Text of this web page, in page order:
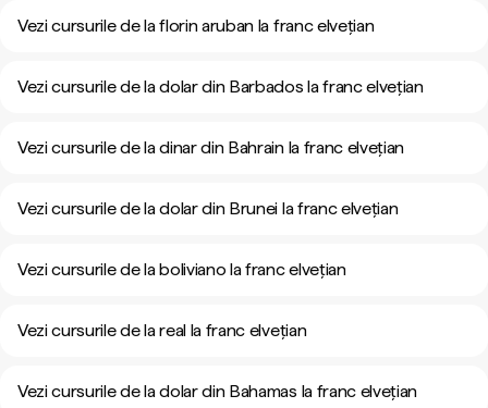
Vezi cursurile de la florin aruban la franc elvețian
Vezi cursurile de la dolar din Barbados la franc elvețian
Vezi cursurile de la dinar din Bahrain la franc elvețian
Vezi cursurile de la dolar din Brunei la franc elvețian
Vezi cursurile de la boliviano la franc elvețian
Vezi cursurile de la real la franc elvețian
Vezi cursurile de la dolar din Bahamas la franc elvețian